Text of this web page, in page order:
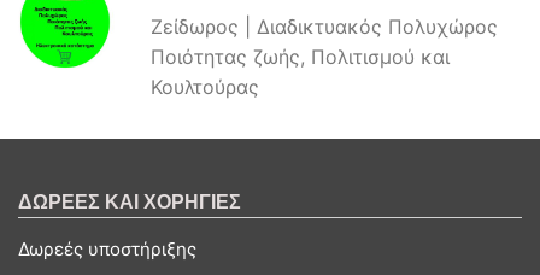
Ζείδωρος | Διαδικτυακός Πολυχώρος
Ποιότητας ζωής, Πολιτισμού και
Κουλτούρας
ΔΩΡΕΕΣ ΚΑΙ ΧΟΡΗΓΙΕΣ
Δωρεές υποστήριξης